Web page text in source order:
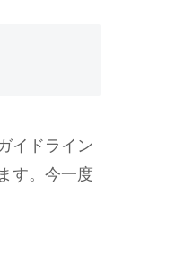
イドライン
す。今一度